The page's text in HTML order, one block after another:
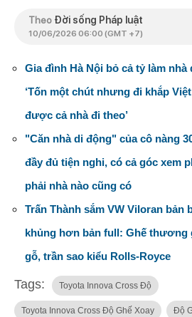
Theo Đời sống Pháp luật
10/06/2026 06:00 (GMT +7)
Gia đình Hà Nội bỏ cả tỷ làm
‘Tốn một chút nhưng đi khắp
được cả nhà đi theo’
"Căn nhà di động" của cô nàng
đầy đủ tiện nghi, có cả góc xem
phải nhà nào cũng có
Trấn Thành sắm VW Viloran bản
khủng hơn bản full: Ghế thương
gỗ, trần sao kiểu Rolls-Royce
Tags: Toyota Innova Cross Độ
Toyota Innova Cross Độ Ghế Xoay Độ